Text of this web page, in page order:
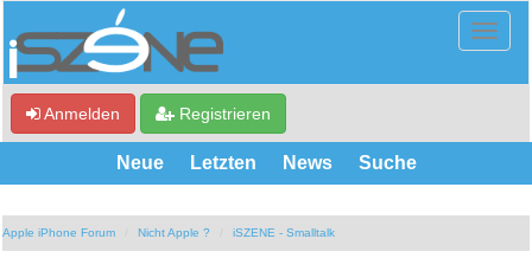
Anmelden Registrieren
Neue Letzten News Suche
Apple iPhone Forum Nicht Apple ? iSZENE - Smalltalk